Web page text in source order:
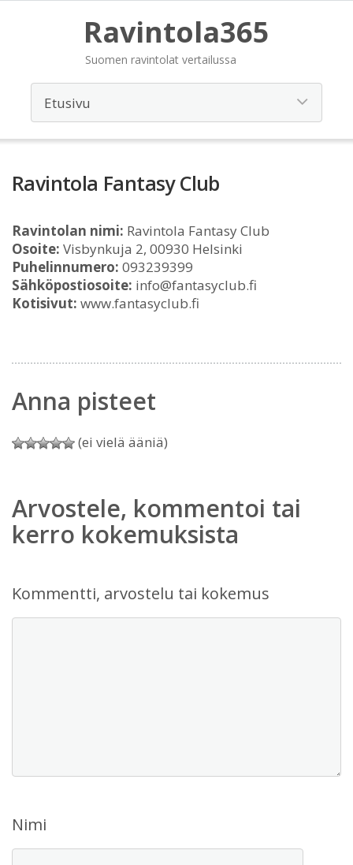
Ravintola365
Suomen ravintolat vertailussa
Ravintola Fantasy Club
Ravintolan nimi: Ravintola Fantasy Club
Osoite: Visbynkuja 2, 00930 Helsinki
Puhelinnumero: 093239399
Sähköpostiosoite: info@fantasyclub.fi
Kotisivut: www.fantasyclub.fi
Anna pisteet
(ei vielä ääniä)
Arvostele, kommentoi tai
kerro kokemuksista
Kommentti, arvostelu tai kokemus
Nimi